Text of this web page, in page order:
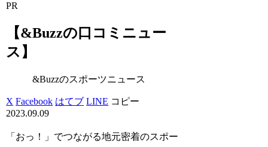
PR
【&Buzzの口コミニュー
ス】
&Buzzのスポーツニュース
X Facebook はてブ LINE コピー
2023.09.09
「おっ！」でつながる地元密着のスポー